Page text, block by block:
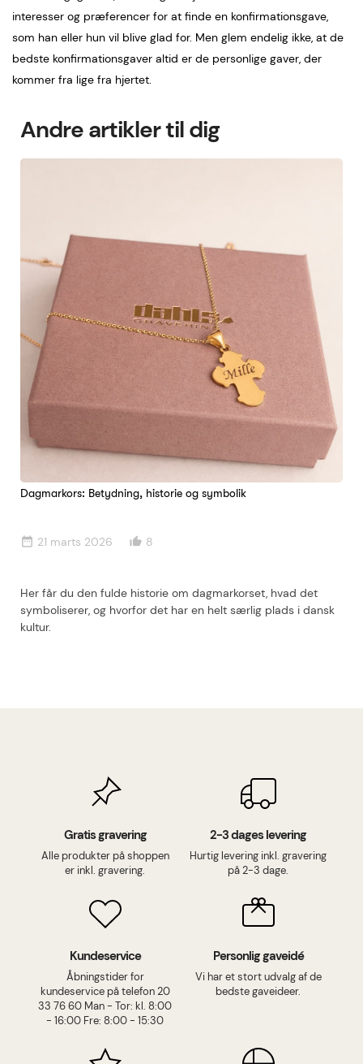
interesser og præferencer for at finde en konfirmationsgave,
som han eller hun vil blive glad for. Men glem endelig ikke, at de
bedste konfirmationsgaver altid er de personlige gaver, der
kommer fra lige fra hjertet.
Andre artikler til dig
Dagmarkors: Betydning, historie og symbolik
date_range 21 marts 2026 thumb_up_alt 8
Her får du den fulde historie om dagmarkorset, hvad det
symboliserer, og hvorfor det har en helt særlig plads i dansk
kultur.
Gratis gravering
Alle produkter på shoppen
er inkl. gravering.
2-3 dages levering
Hurtig levering inkl. gravering
på 2-3 dage.
Kundeservice
Åbningstider for
kundeservice på telefon 20
33 76 60 Man - Tor: kl. 8:00
- 16:00 Fre: 8:00 - 15:30
Personlig gaveidé
Vi har et stort udvalg af de
bedste gaveideer.